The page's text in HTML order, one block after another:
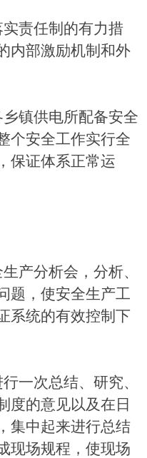
责任制的有力措
内部激励机制和外
镇供电所配备安全
个安全工作实行全
保证体系正常运
产分析会，分析、
题，使安全生产工
系统的有效控制下
一次总结、研究、
度的意见以及在日
集中起来进行总结
现场规程，使现场